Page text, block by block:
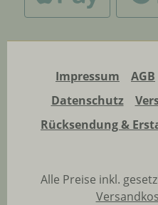
Impressum AGB
Datenschutz
Rücksendung &
Alle Preise inkl.